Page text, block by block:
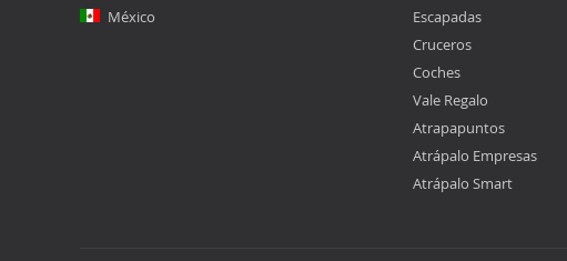
México
Escapadas
Cruceros
Coches
Vale Regalo
Atrapapuntos
Atrápalo Empresas
Atrápalo Smart